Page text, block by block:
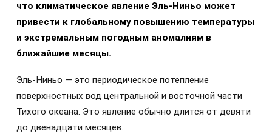
что климатическое явление Эль-Ниньо может
привести к глобальному повышению температуры
и экстремальным погодным аномалиям в
ближайшие месяцы.
Эль-Ниньо — это периодическое потепление
поверхностных вод центральной и восточной части
Тихого океана. Это явление обычно длится от девяти
до двенадцати месяцев.